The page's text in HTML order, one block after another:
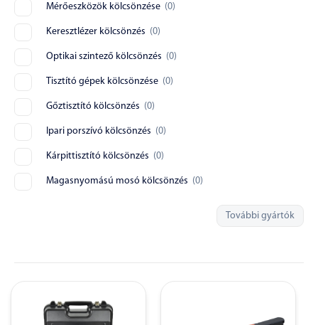
Mérőeszközök kölcsönzése (0)
Keresztlézer kölcsönzés (0)
Optikai szintező kölcsönzés (0)
Tisztító gépek kölcsönzése (0)
Gőztisztító kölcsönzés (0)
Ipari porszívó kölcsönzés (0)
Kárpittisztító kölcsönzés (0)
Magasnyomású mosó kölcsönzés (0)
További gyártók